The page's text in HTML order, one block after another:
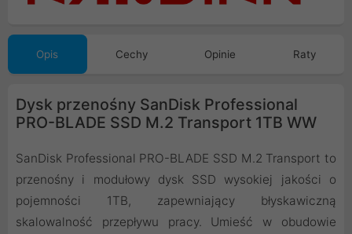
Opis Cechy Opinie Raty
Dysk przenośny SanDisk Professional
PRO-BLADE SSD M.2 Transport 1TB WW
SanDisk Professional PRO-BLADE SSD M.2 Transport to
przenośny i modułowy dysk SSD wysokiej jakości o
pojemności 1TB, zapewniający błyskawiczną
skalowalność przepływu pracy. Umieść w obudowie